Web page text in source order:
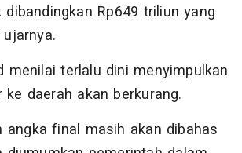
Rp649 triliun yang
menilai terlalu dini menyimpulkan
daerah akan berkurang.
angka final masih akan dibahas